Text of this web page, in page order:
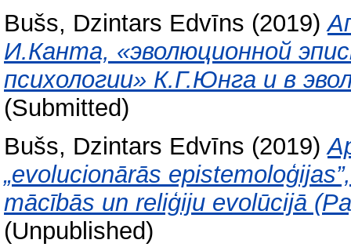
Bušs, Dzintars Edvīns (2019)
И.Канта, «эволюционной
психологии» К.Г.Юнга и в
(Submitted)
Bušs, Dzintars Edvīns (2019)
„evolucionārās
mācībās un reliģiju evolūcijā
(Unpublished)